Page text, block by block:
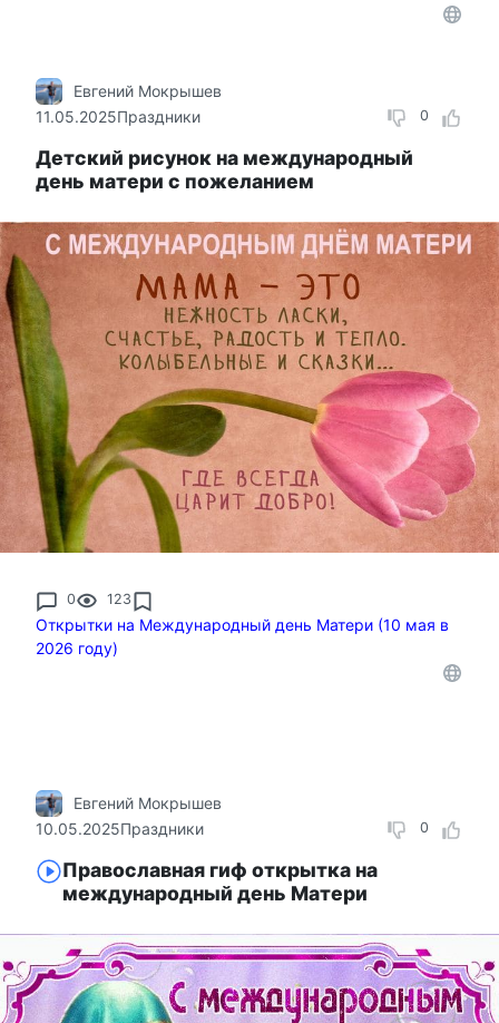
0
Евгений Мокрышев
11.05.2025Праздники
Детский рисунок на международный
день матери с пожеланием
0 123
Открытки на Международный день Матери (10 мая в
2026 году)
0
Евгений Мокрышев
10.05.2025Праздники
Православная гиф открытка на
международный день Матери